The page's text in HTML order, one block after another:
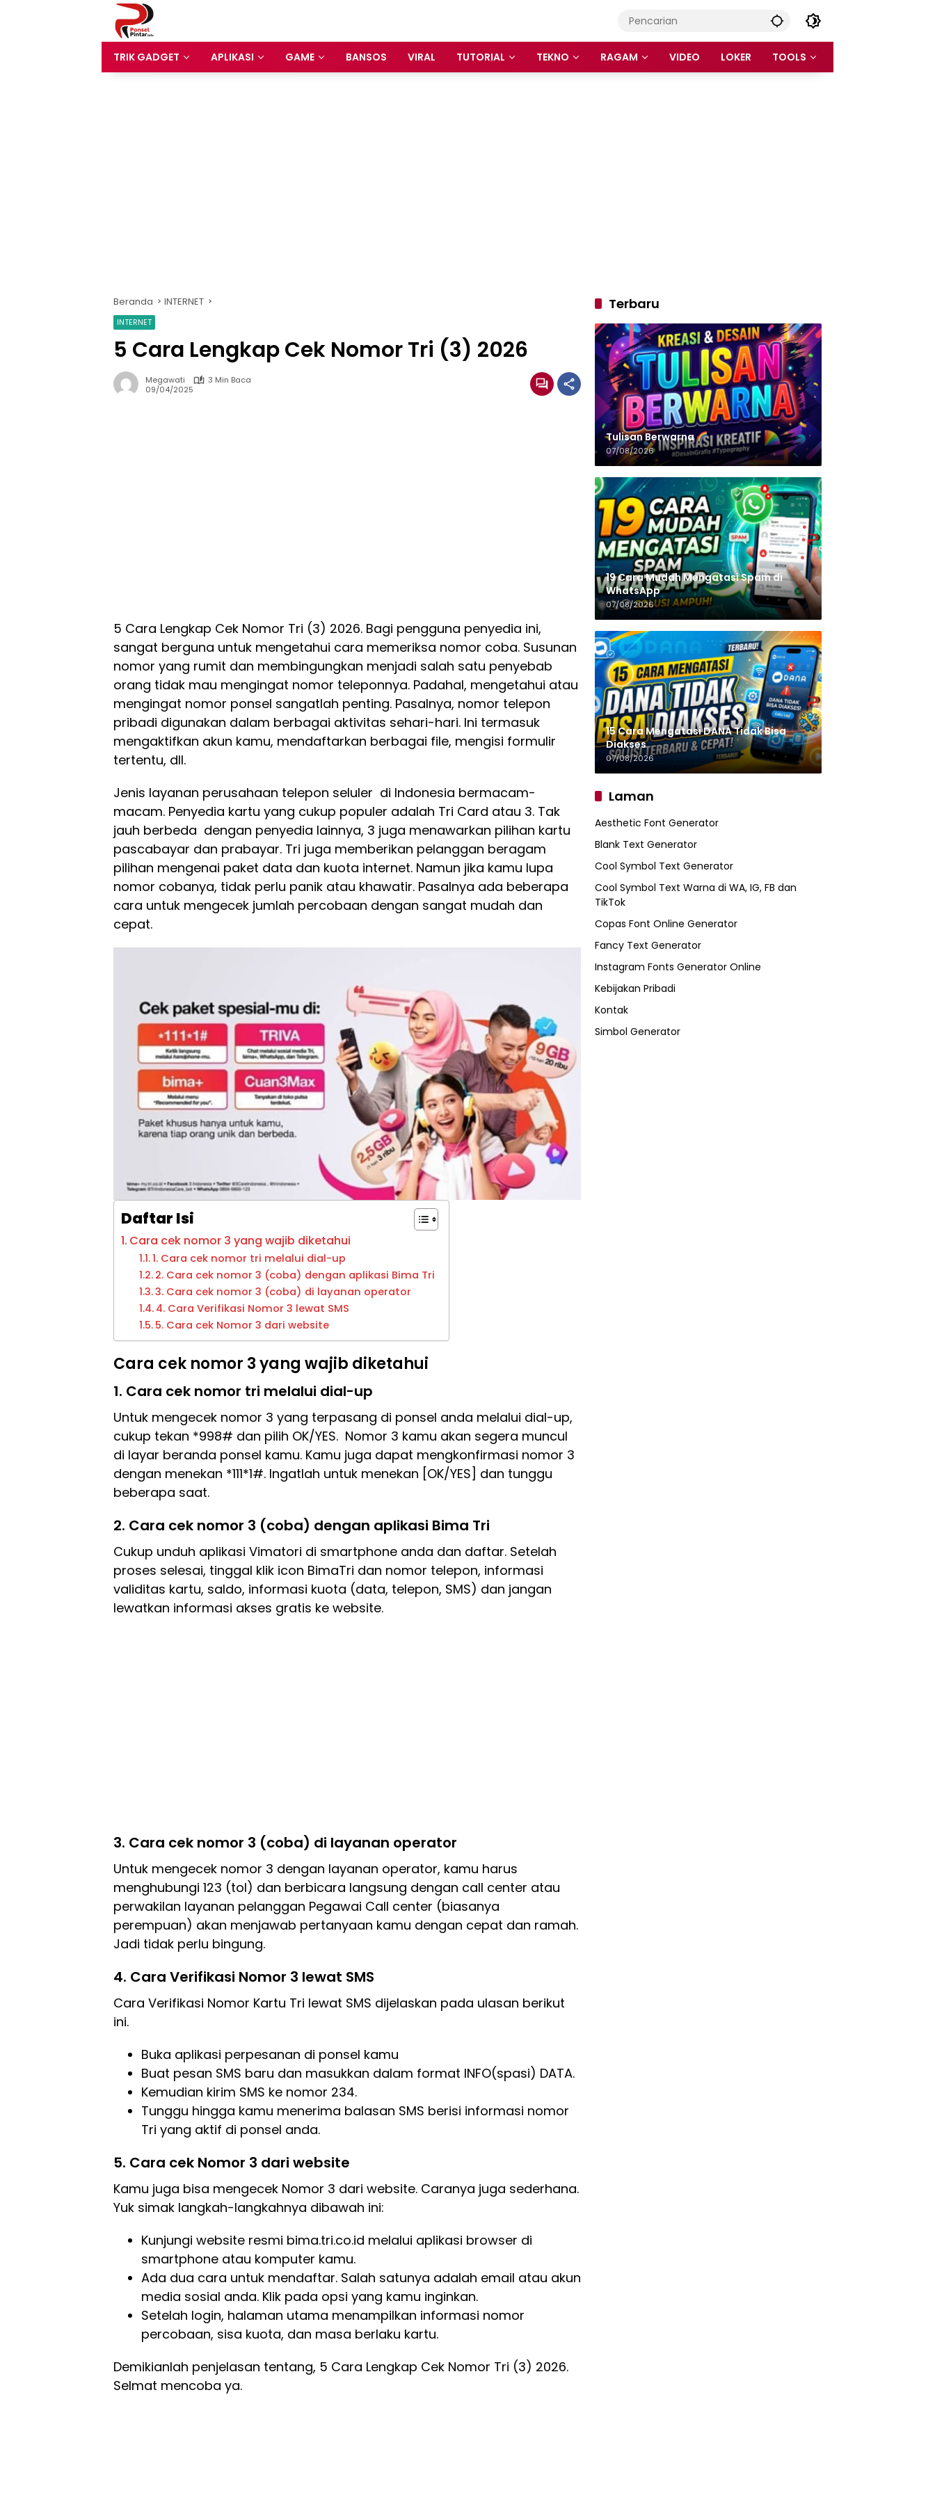
TRIK GADGET
APLIKASI GAME BANSOS VIRAL TUTORIAL TEKNO RAGAM VIDEO LOKER TOOLS
Beranda INTERNET
INTERNET
5 Cara Lengkap Cek Nomor Tri (3) 2026
Megawati
3 Min Baca
09/04/2025
5 Cara Lengkap Cek Nomor Tri (3) 2026. Bagi pengguna penyedia ini,
sangat berguna untuk mengetahui cara memeriksa nomor coba. Susunan
nomor yang rumit dan membingungkan menjadi salah satu penyebab
orang tidak mau mengingat nomor teleponnya. Padahal, mengetahui atau
mengingat nomor ponsel sangatlah penting. Pasalnya, nomor telepon
pribadi digunakan dalam berbagai aktivitas sehari-hari. Ini termasuk
mengaktifkan akun kamu, mendaftarkan berbagai file, mengisi formulir
tertentu, dll.
Jenis layanan perusahaan telepon seluler di Indonesia bermacam-
macam. Penyedia kartu yang cukup populer adalah Tri Card atau 3. Tak
jauh berbeda dengan penyedia lainnya, 3 juga menawarkan pilihan kartu
pascabayar dan prabayar. Tri juga memberikan pelanggan beragam
pilihan mengenai paket data dan kuota internet. Namun jika kamu lupa
nomor cobanya, tidak perlu panik atau khawatir. Pasalnya ada beberapa
cara untuk mengecek jumlah percobaan dengan sangat mudah dan
cepat.
Daftar Isi
Cara cek nomor 3 yang wajib diketahui
1. Cara cek nomor tri melalui dial-up
2. Cara cek nomor 3 (coba) dengan aplikasi Bima Tri
3. Cara cek nomor 3 (coba) di layanan operator
4. Cara Verifikasi Nomor 3 lewat SMS
5. Cara cek Nomor 3 dari website
Cara cek nomor 3 yang wajib diketahui
1. Cara cek nomor tri melalui dial-up
Untuk mengecek nomor 3 yang terpasang di ponsel anda melalui dial-up,
cukup tekan *998# dan pilih OK/YES. Nomor 3 kamu akan segera muncul
di layar beranda ponsel kamu. Kamu juga dapat mengkonfirmasi nomor 3
dengan menekan *111*1#. Ingatlah untuk menekan [OK/YES] dan tunggu
beberapa saat.
2. Cara cek nomor 3 (coba) dengan aplikasi Bima Tri
Cukup unduh aplikasi Vimatori di smartphone anda dan daftar. Setelah
proses selesai, tinggal klik icon BimaTri dan nomor telepon, informasi
validitas kartu, saldo, informasi kuota (data, telepon, SMS) dan jangan
lewatkan informasi akses gratis ke website.
3. Cara cek nomor 3 (coba) di layanan operator
Untuk mengecek nomor 3 dengan layanan operator, kamu harus
menghubungi 123 (tol) dan berbicara langsung dengan call center atau
perwakilan layanan pelanggan Pegawai Call center (biasanya
perempuan) akan menjawab pertanyaan kamu dengan cepat dan ramah.
Jadi tidak perlu bingung.
4. Cara Verifikasi Nomor 3 lewat SMS
Cara Verifikasi Nomor Kartu Tri lewat SMS dijelaskan pada ulasan berikut
ini.
Buka aplikasi perpesanan di ponsel kamu
Buat pesan SMS baru dan masukkan dalam format INFO(spasi) DATA.
Kemudian kirim SMS ke nomor 234.
Tunggu hingga kamu menerima balasan SMS berisi informasi nomor
Tri yang aktif di ponsel anda.
5. Cara cek Nomor 3 dari website
Kamu juga bisa mengecek Nomor 3 dari website. Caranya juga sederhana.
Yuk simak langkah-langkahnya dibawah ini:
Kunjungi website resmi bima.tri.co.id melalui aplikasi browser di
smartphone atau komputer kamu.
Ada dua cara untuk mendaftar. Salah satunya adalah email atau akun
media sosial anda. Klik pada opsi yang kamu inginkan.
Setelah login, halaman utama menampilkan informasi nomor
percobaan, sisa kuota, dan masa berlaku kartu.
Demikianlah penjelasan tentang, 5 Cara Lengkap Cek Nomor Tri (3) 2026.
Selmat mencoba ya.
Terbaru
Tulisan‌‌‌‌‌‌‌‌‌‌‌‌‌‌‌‌ Berwarna
07/08/2026
19 Cara Mudah Mengatasi Spam di
WhatsApp
07/08/2026
15 Cara Mengatasi DANA Tidak Bisa
Diakses
07/08/2026
Laman
Aesthetic Font Generator
Blank Text Generator
Cool Symbol Text Generator
Cool Symbol Text Warna di WA, IG, FB dan
TikTok
Copas Font Online Generator
Fancy Text Generator
Instagram Fonts Generator Online
Kebijakan Pribadi
Kontak
Simbol Generator